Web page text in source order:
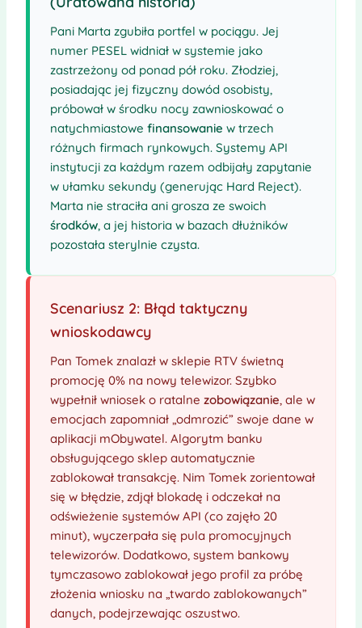
Pani Marta zgubiła portfel w pociągu. Jej
numer PESEL widniał w systemie jako
zastrzeżony od ponad pół roku. Złodziej,
posiadając jej fizyczny dowód osobisty,
próbował w środku nocy zawnioskować o
natychmiastowe finansowanie w trzech
różnych firmach rynkowych. Systemy API
instytucji za każdym razem odbijały zapytanie
w ułamku sekundy (generując Hard Reject).
Marta nie straciła ani grosza ze swoich
środków, a jej historia w bazach dłużników
pozostała sterylnie czysta.
Scenariusz 2: Błąd taktyczny
wnioskodawcy
Pan Tomek znalazł w sklepie RTV świetną
promocję 0% na nowy telewizor. Szybko
wypełnił wniosek o ratalne zobowiązanie, ale w
emocjach zapomniał „odmrozić” swoje dane w
aplikacji mObywatel. Algorytm banku
obsługującego sklep automatycznie
zablokował transakcję. Nim Tomek zorientował
się w błędzie, zdjął blokadę i odczekał na
odświeżenie systemów API (co zajęło 20
minut), wyczerpała się pula promocyjnych
telewizorów. Dodatkowo, system bankowy
tymczasowo zablokował jego profil za próbę
złożenia wniosku na „twardo zablokowanych”
danych, podejrzewając oszustwo.